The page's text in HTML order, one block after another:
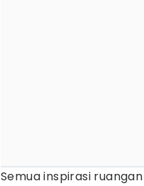
Semua inspirasi